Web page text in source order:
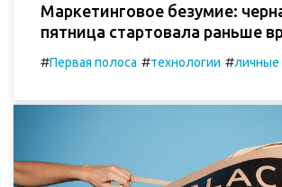
Маркетинговое безумие:
пятница стартовала раньше
#Первая полоса #технологии #